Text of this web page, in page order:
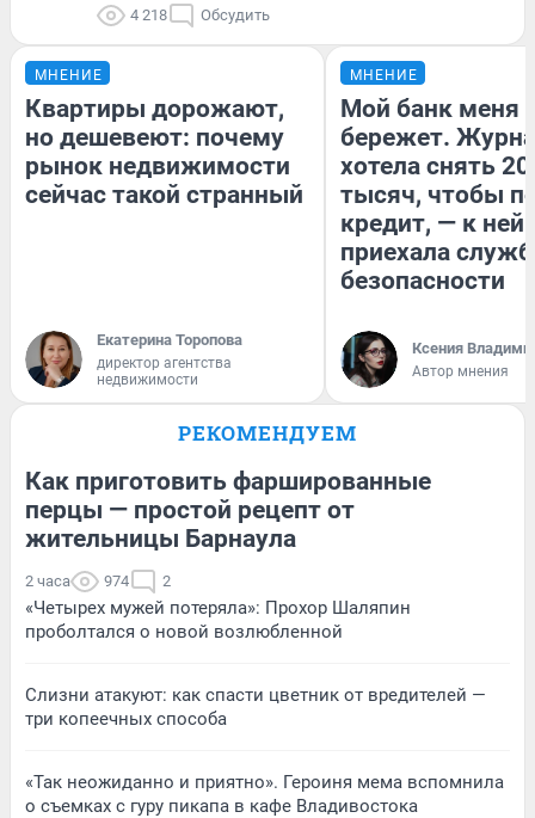
4 218 Обсудить
МНЕНИЕ
Квартиры дорожают,
но дешевеют: почему
рынок недвижимости
сейчас такой странный
Екатерина Торопова
директор агентства
недвижимости
МНЕНИЕ
Мой банк меня
бережет.
хотела снять
тысяч, чтобы
кредит, — к
приехала
безопасности
Ксения
Автор мнения
РЕКОМЕНДУЕМ
Как приготовить фаршированные
перцы — простой рецепт от
жительницы Барнаула
2 часа 974 2
«Четырех мужей потеряла»: Прохор Шаляпин
проболтался о новой возлюбленной
Слизни атакуют: как спасти цветник от вредителей —
три копеечных способа
«Так неожиданно и приятно». Героиня мема вспомнила
о съемках с гуру пикапа в кафе Владивостока